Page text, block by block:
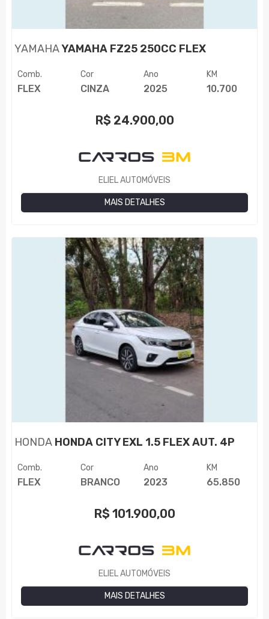
YAMAHAYAMAHA FZ25 250CC FLEX
Comb.
FLEX
Cor
CINZA
Ano
2025
KM
10.700
R$ 24.900,00
ELIEL AUTOMÓVEIS
MAIS DETALHES
HONDA HONDA CITY EXL 1.5 FLEX AUT. 4P
Comb.
FLEX
Cor
BRANCO
Ano
2023
KM
65.850
R$ 101.900,00
ELIEL AUTOMÓVEIS
MAIS DETALHES